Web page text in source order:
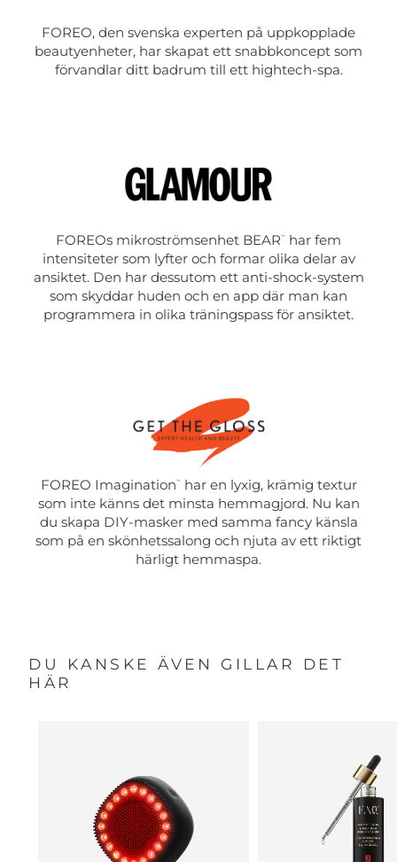
FOREO, den svenska experten på uppkopplade
beautyenheter, har skapat ett snabbkoncept som
förvandlar ditt badrum till ett hightech-spa.
FOREOs mikroströmsenhet BEAR ™
har fem
intensiteter som lyfter och formar olika delar av
ansiktet. Den har dessutom ett anti-shock-system
som skyddar huden och en app där man kan
programmera in olika träningspass för ansiktet.
FOREO Imagination ™
har en lyxig, krämig textur
som inte känns det minsta hemmagjord. Nu kan
du skapa DIY-masker med samma fancy känsla
som på en skönhetssalong och njuta av ett riktigt
härligt hemmaspa.
DU KANSKE ÄVEN GILLAR DET
HÄR